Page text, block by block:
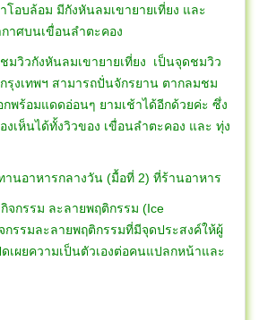
โอบล้อม มีกังหันลมเขายายเที่ยง และ
าศบนเขื่อนลำตะคอง
มวิวกังหันลมเขายายเที่ยง เป็นจุดชมวิว
รุงเทพฯ สามารถปั่นจักรยาน ตากลมชม
พร้อมแดดอ่อนๆ ยามเช้าได้อีกด้วยค่ะ ซึ่ง
เห็นได้ทั้งวิวของ เขื่อนลำตะคอง และ ทุ่ง
านอาหารกลางวัน (มื้อที่ 2) ที่ร้านอาหาร
จกรรม ละลายพฤติกรรม (Ice
กรรมละลายพฤติกรรมที่มีจุดประสงค์ให้ผู้
ดเผยความเป็นตัวเองต่อคนแปลกหน้าและ
งออกมากขึ้น